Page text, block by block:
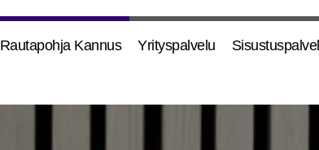
Rau­ta­poh­ja Kannus Yri­tys­pal­ve­lu